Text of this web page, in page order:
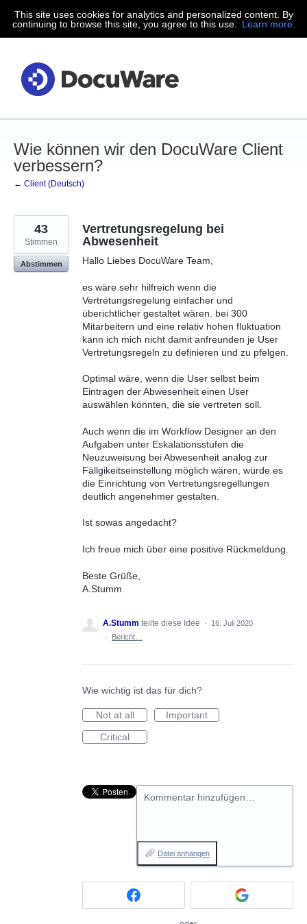
Zum
Inhalt
This site uses cookies for analytics and personalized content. By
continuing to browse this site, you agree to this use.
Learn more.
Wie können wir den DocuWare Client
verbessern?
← Client (Deutsch)
Vertretungsregelung bei
Abwesenheit
Hallo Liebes DocuWare Team,
es wäre sehr hilfreich wenn die
Vertretungsregelung einfacher und
überichtlicher gestaltet wären. bei 300
Mitarbeitern und eine relativ hohen fluktuation
kann ich mich nicht damit anfreunden je User
Vertretungsregeln zu definieren und zu pfelgen.
Optimal wäre, wenn die User selbst beim
Eintragen der Abwesenheit einen User
auswählen könnten, die sie vertreten soll.
Auch wenn die im Workflow Designer an den
Aufgaben unter Eskalationsstufen die
Neuzuweisung bei Abwesenheit analog zur
Fällgikeitseinstellung möglich wären, würde es
die Einrichtung von Vertretungsregellungen
deutlich angenehmer gestalten.
Ist sowas angedacht?
Ich freue mich über eine positive Rückmeldung.
Beste Grüße,
A.Stumm
43
Stimmen
Abstimmen
A.Stumm teilte diese Idee ·
16. Juli 2020
·
Bericht…
Wie wichtig ist das für dich?
Not at all
Important
Critical
Kommentar hinzufügen…
Datei anhängen